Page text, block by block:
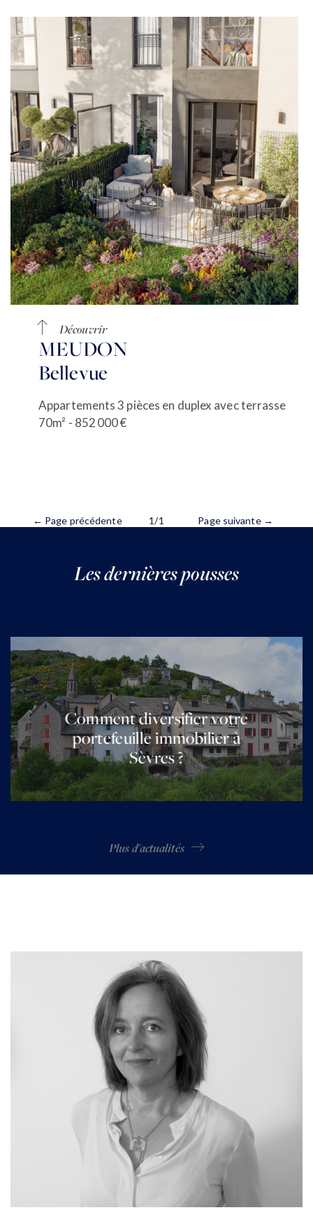
Découvrir
MEUDON
Bellevue
Appartements 3 pièces en duplex avec terrasse
70m² - 852 000 €
← Page précédente 1/1 Page suivante →
Les dernières pousses
Comment diversifier votre
portefeuille immobilier à
Sèvres ?
Plus d'actualités